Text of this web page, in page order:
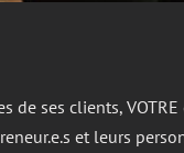
de ses clients,
et leurs